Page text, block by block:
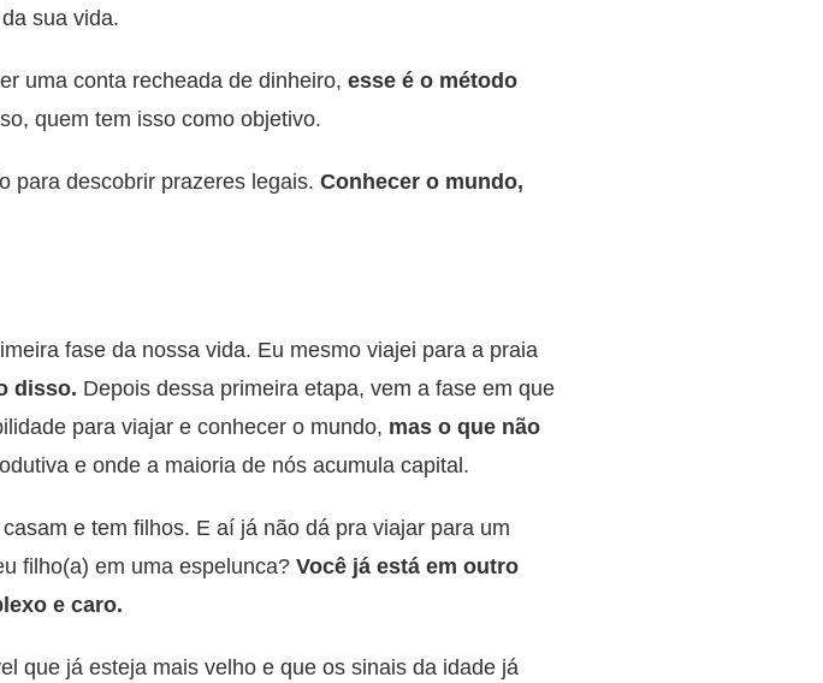
sua vida.
uma conta recheada de dinheiro, esse é o método
quem tem isso como objetivo.
para descobrir prazeres legais. Conhecer o mundo,
fase da nossa vida. Eu mesmo viajei para a praia
disso. Depois dessa primeira etapa, vem a fase em que
para viajar e conhecer o mundo, mas o que não
e onde a maioria de nós acumula capital.
e tem filhos. E aí já não dá pra viajar para um
filho(a) em uma espelunca?Você já está em outro
e caro.
que já esteja mais velho e que os sinais da idade já